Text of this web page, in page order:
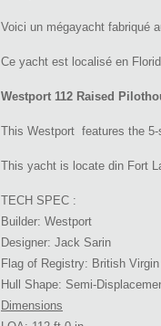
Voici un mégayacht fabriqué
Ce yacht est localisé en
Westport 112 Raised
This Westport features the 5-
This yacht is locate din Fort
TECH SPEC :
Builder: Westport
Designer: Jack Sarin
Flag of Registry: British
Hull Shape: Semi-
Dimensions